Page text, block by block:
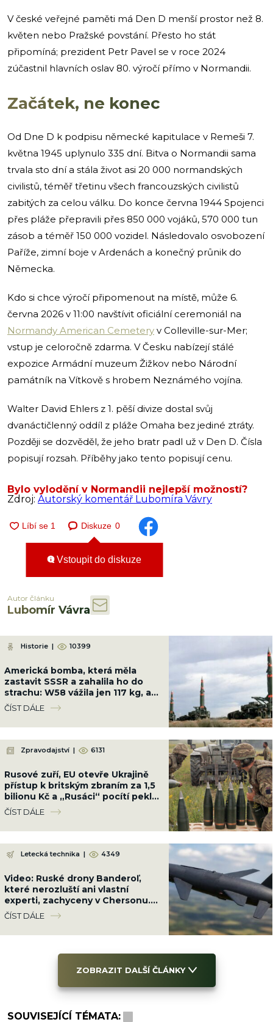
V české veřejné paměti má Den D menší prostor než 8.
květen nebo Pražské povstání. Přesto ho stát
připomíná; prezident Petr Pavel se v roce 2024
zúčastnil hlavních oslav 80. výročí přímo v Normandii.
Začátek, ne konec
Od Dne D k podpisu německé kapitulace v Remeši 7.
května 1945 uplynulo 335 dní. Bitva o Normandii sama
trvala sto dní a stála život asi 20 000 normandských
civilistů, téměř třetinu všech francouzských civilistů
zabitých za celou válku. Do konce června 1944 Spojenci
přes pláže přepravili přes 850 000 vojáků, 570 000 tun
zásob a téměř 150 000 vozidel. Následovalo osvobození
Paříže, zimní boje v Ardenách a konečný průnik do
Německa.
Kdo si chce výročí připomenout na místě, může 6.
června 2026 v 11:00 navštívit oficiální ceremoniál na
Normandy American Cemetery v Colleville-sur-Mer;
vstup je celoročně zdarma. V Česku nabízejí stálé
expozice Armádní muzeum Žižkov nebo Národní
památník na Vítkově s hrobem Neznámého vojína.
Walter David Ehlers z 1. pěší divize dostal svůj
dvanáctičlenný oddíl z pláže Omaha bez jediné ztráty.
Později se dozvěděl, že jeho bratr padl už v Den D. Čísla
popisují rozsah. Příběhy jako tento popisují cenu.
Bylo vylodění v Normandii nejlepší možností?
Zdroj: Autorský komentář Lubomíra Vávry
Diskuze 0
Vstoupit do diskuze
Autor článku
Lubomír Vávra
Historie | 10399
Americká bomba, která měla
zastavit SSSR a zahalila ho do
strachu: W58 vážila jen 117 kg, ale
měla sílu 200 kilotun
ČÍST DÁLE
Zpravodajství | 6131
Rusové zuří, EU otevře Ukrajině
přístup k britským zbraním za 1,5
bilionu Kč a „Rusáci“ pocítí peklo
na zemi
ČÍST DÁLE
Letecká technika | 4349
Video: Ruské drony Banderoľ,
které nerozluští ani vlastní
experti, zachyceny v Chersonu.
Ukrajinci se proti ni neumí bránit
ČÍST DÁLE
ZOBRAZIT DALŠÍ ČLÁNKY
SOUVISEJÍCÍ TÉMATA: